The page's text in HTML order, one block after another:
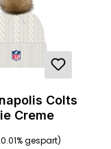
Colts
Creme
gespart)